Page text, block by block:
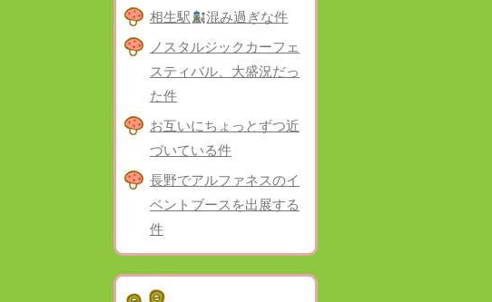
相生駅
混み過ぎな件
ノスタルジックカーフェ
スティバル、大盛況だっ
た件
お互いにちょっとずつ近
づいている件
長野でアルファネスのイ
ベントブースを出展する
件